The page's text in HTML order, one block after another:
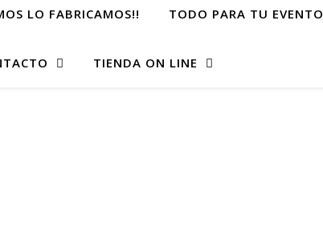
LO FABRICAMOS!! TODO PARA TU EVENTO
TIENDA ON LINE